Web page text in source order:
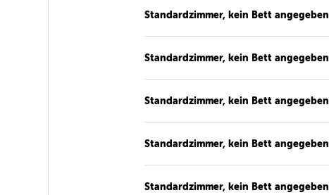
Standardzimmer, kein Bett angegeben
Standardzimmer, kein Bett angegeben
Standardzimmer, kein Bett angegeben
Standardzimmer, kein Bett angegeben
Standardzimmer, kein Bett angegeben